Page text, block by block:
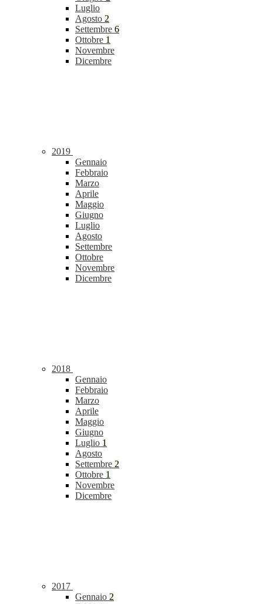
Luglio
Agosto 2
Settembre 6
Ottobre 1
Novembre
Dicembre
2019
Gennaio
Febbraio
Marzo
Aprile
Maggio
Giugno
Luglio
Agosto
Settembre
Ottobre
Novembre
Dicembre
2018
Gennaio
Febbraio
Marzo
Aprile
Maggio
Giugno
Luglio 1
Agosto
Settembre 2
Ottobre 1
Novembre
Dicembre
2017
Gennaio 2